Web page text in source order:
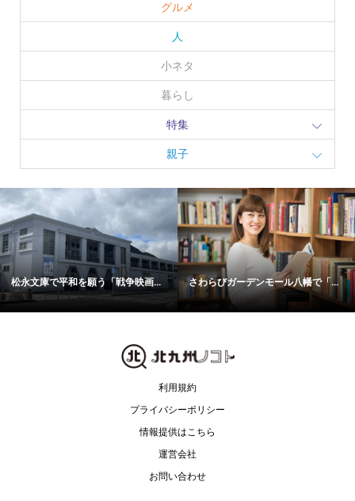
グルメ
人
小ネタ
暮らし
特集
親子
松永文庫で平和を願う「戦争映画... さわらびガーデンモール八幡で「...
利用規約
プライバシーポリシー
情報提供はこちら
運営会社
お問い合わせ